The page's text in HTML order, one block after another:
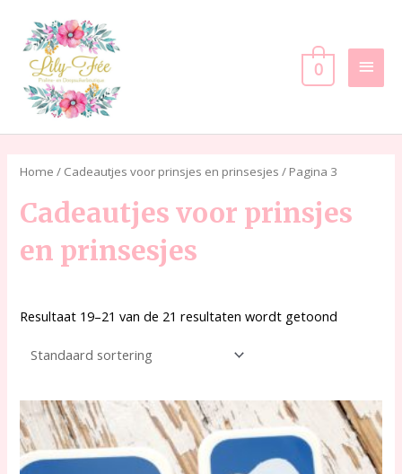
inhoud
0
Home / Cadeautjes voor prinsjes en prinsesjes / Pagina 3
Cadeautjes voor prinsjes
en prinsesjes
Resultaat 19–21 van de 21 resultaten wordt getoond